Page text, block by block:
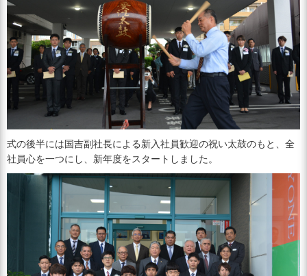
式の後半には国吉副社長による新入社員歓迎の祝い太鼓のもと、全
社員心を一つにし、新年度をスタートしました。